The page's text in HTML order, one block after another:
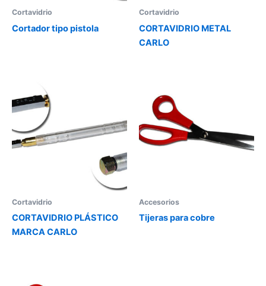
Cortavidrio
Cortador tipo pistola
Cortavidrio
CORTAVIDRIO METAL
CARLO
Cortavidrio
CORTAVIDRIO PLÁSTICO
MARCA CARLO
Accesorios
Tijeras para cobre